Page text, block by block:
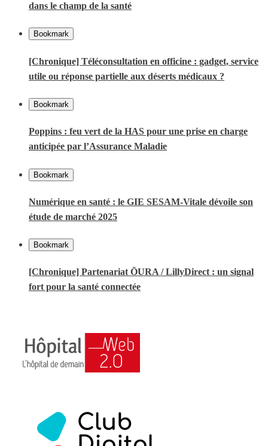
dans le champ de la santé
Bookmark
[Chronique] Téléconsultation en officine : gadget, service
utile ou réponse partielle aux déserts médicaux ?
Bookmark
Poppins : feu vert de la HAS pour une prise en charge
anticipée par l’Assurance Maladie
Bookmark
Numérique en santé : le GIE SESAM-Vitale dévoile son
étude de marché 2025
Bookmark
[Chronique] Partenariat ŌURA / LillyDirect : un signal
fort pour la santé connectée